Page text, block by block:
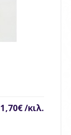
1,70€ /κιλ.